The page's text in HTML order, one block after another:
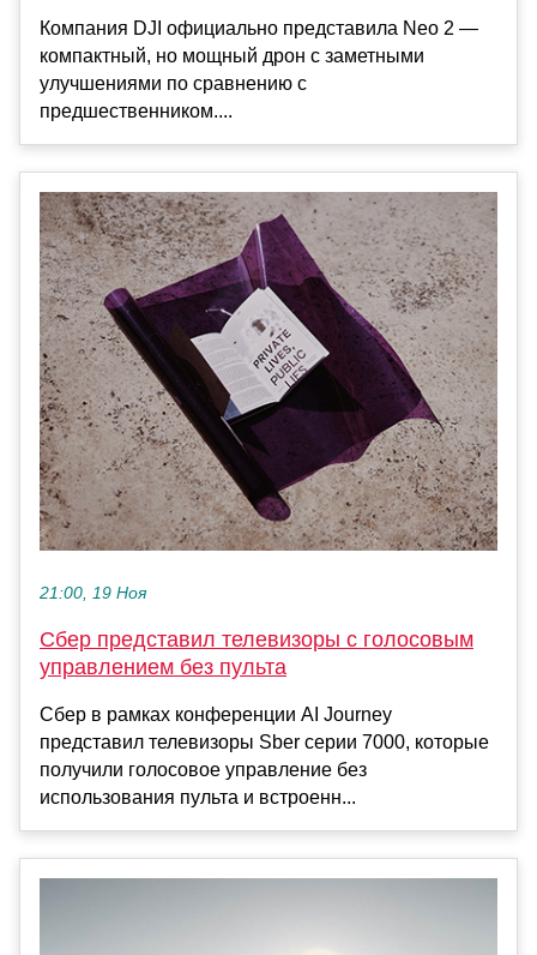
Компания DJI официально представила Neo 2 —
компактный, но мощный дрон с заметными
улучшениями по сравнению с
предшественником....
21:00, 19 Ноя
Сбер представил телевизоры с голосовым
управлением без пульта
Сбер в рамках конференции AI Journey
представил телевизоры Sber серии 7000, которые
получили голосовое управление без
использования пульта и встроенн...